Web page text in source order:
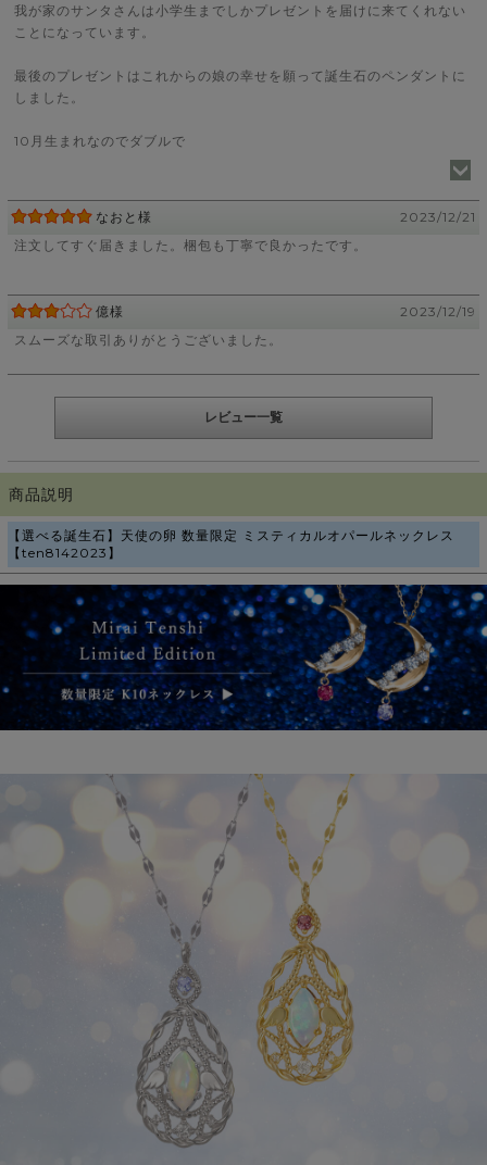
我が家のサンタさんは小学生までしかプレゼントを届けに来てくれない
ことになっています。
最後のプレゼントはこれからの娘の幸せを願って誕生石のペンダントに
しました。
10月生まれなのでダブルで
なおと様
2023/12/21
注文してすぐ届きました。梱包も丁寧で良かったです。
億様
2023/12/19
スムーズな取引ありがとうございました。
レビュー一覧
商品説明
【選べる誕生石】天使の卵 数量限定 ミスティカルオパールネックレス
【ten8142023】